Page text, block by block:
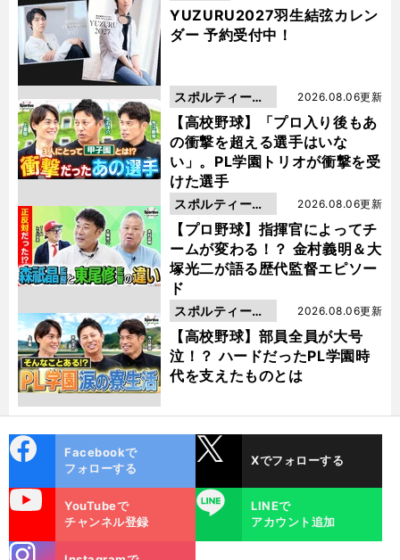
YUZURU2027羽生結弦カレン
ダー 予約受付中！
【高校野球】「プロ入り後もあ
の衝撃を超える選手はいな
い」。PL学園トリオが衝撃を受
けた選手
2026.08.06更新
スポルティーバ
動画
【プロ野球】指揮官によってチ
ームが変わる！？ 金村義明＆大
塚光二が語る歴代監督エピソー
ド
2026.08.06更新
スポルティーバ
動画
【高校野球】部員全員が大号
泣！？ ハードだったPL学園時
代を支えたものとは
2026.08.06更新
スポルティーバ
動画
ok
Facebookで
フォローする
Xでフォローする
YouTubeで
チャンネル登録
LINE
LINEで
アカウント追加